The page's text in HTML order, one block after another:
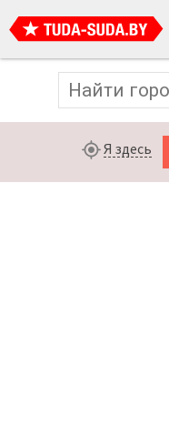
Я здесь